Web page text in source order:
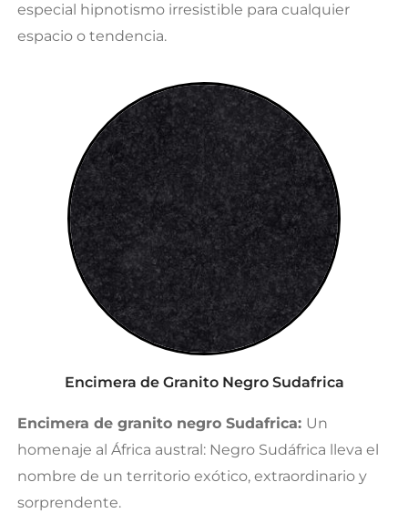
especial hipnotismo irresistible para cualquier
espacio o tendencia.
Encimera de Granito Negro Sudafrica
Encimera de granito negro Sudafrica: Un
homenaje al África austral: Negro Sudáfrica lleva el
nombre de un territorio exótico, extraordinario y
sorprendente.